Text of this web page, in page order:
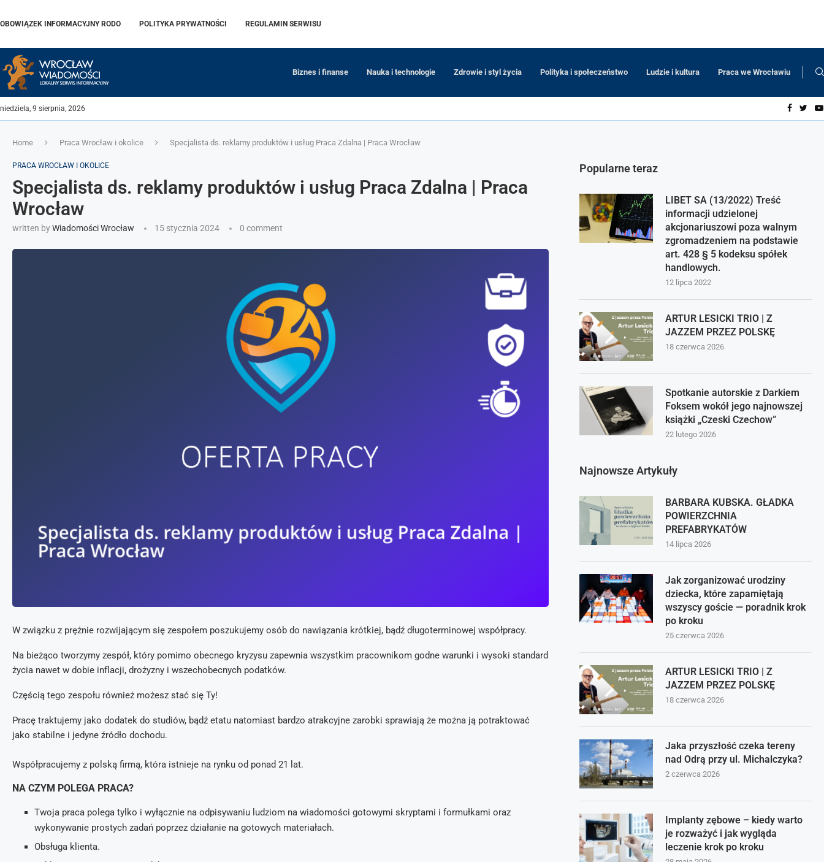
OBOWIĄZEK INFORMACYJNY RODO POLITYKA PRYWATNOŚCI REGULAMIN SERWISU
Biznes i finanse Nauka i technologie Zdrowie i styl życia Polityka i społeczeństwo Ludzie i kultura Praca we Wrocławiu
niedziela, 9 sierpnia, 2026
Home Praca Wrocław i okolice Specjalista ds. reklamy produktów i usług Praca Zdalna | Praca Wrocław
PRACA WROCŁAW I OKOLICE
Specjalista ds. reklamy produktów i usług Praca Zdalna | Praca
Wrocław
written byWiadomości Wrocław 15 stycznia 2024 0 comment
W związku z prężnie rozwijającym się zespołem poszukujemy osób do nawiązania krótkiej, bądź długoterminowej współpracy.
Na bieżąco tworzymy zespół, który pomimo obecnego kryzysu zapewnia wszystkim pracownikom godne warunki i wysoki standard
życia nawet w dobie inflacji, drożyzny i wszechobecnych podatków.
Częścią tego zespołu również możesz stać się Ty!
Pracę traktujemy jako dodatek do studiów, bądź etatu natomiast bardzo atrakcyjne zarobki sprawiają że można ją potraktować
jako stabilne i jedyne źródło dochodu.
Współpracujemy z polską firmą, która istnieje na rynku od ponad 21 lat.
NA CZYM POLEGA PRACA?
Twoja praca polega tylko i wyłącznie na odpisywaniu ludziom na wiadomości gotowymi skryptami i formułkami oraz
wykonywanie prostych zadań poprzez działanie na gotowych materiałach.
Obsługa klienta.
Popularne teraz
LIBET SA (13/2022) Treść
informacji udzielonej
akcjonariuszowi poza walnym
zgromadzeniem na podstawie
art. 428 § 5 kodeksu spółek
handlowych.
12 lipca 2022
ARTUR LESICKI TRIO | Z
JAZZEM PRZEZ POLSKĘ
18 czerwca 2026
Spotkanie autorskie z Darkiem
Foksem wokół jego najnowszej
książki „Czeski Czechow”
22 lutego 2026
Najnowsze Artykuły
BARBARA KUBSKA. GŁADKA
POWIERZCHNIA
PREFABRYKATÓW
14 lipca 2026
Jak zorganizować urodziny
dziecka, które zapamiętają
wszyscy goście — poradnik krok
po kroku
25 czerwca 2026
ARTUR LESICKI TRIO | Z
JAZZEM PRZEZ POLSKĘ
18 czerwca 2026
Jaka przyszłość czeka tereny
nad Odrą przy ul. Michalczyka?
2 czerwca 2026
Implanty zębowe – kiedy warto
je rozważyć i jak wygląda
leczenie krok po kroku